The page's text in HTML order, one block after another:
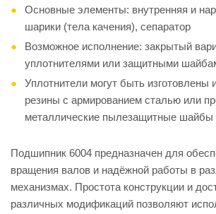
Основные элементы: внутренняя и
шарики (тела качения), сепаратор
Возможное исполнение: закрытый
уплотнителями или защитными
Уплотнители могут быть изготовлены
резины с армированием сталью или
металлические пылезащитные шайбы
Подшипник 6004 предназначен для
вращения валов и надёжной работы в
механизмах. Простота конструкции и
различных модификаций позволяют